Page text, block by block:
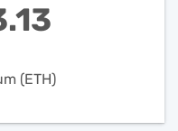
(ETH)